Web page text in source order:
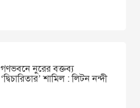
গণভবনে নুরের বক্তব্য
‘দ্বিচারিতার’ শামিল : লিটন নন্দী